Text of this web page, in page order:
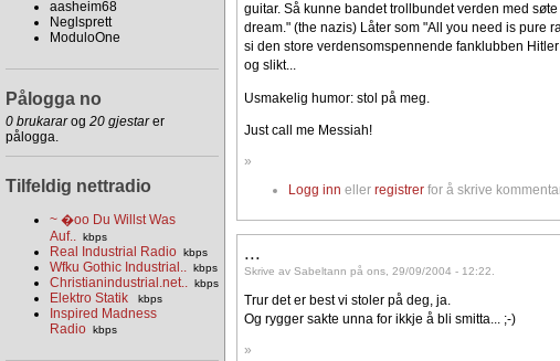
aasheim68
Neglsprett
ModuloOne
Pålogga no
0 brukararog 20 gjestarer
pålogga.
Tilfeldig nettradio
~ �oo Du Willst Was
Auf.. kbps
Real Industrial Radio kbps
Wfku Gothic Industrial.. kbps
Christianindustrial.net.. kbps
Elektro Statik kbps
Inspired Madness
Radio kbps
guitar. Så kunne bandet trollbundet verden med
dream." (the nazis) Låter som "All you need is pure
si den store verdensomspennende fanklubben
og slikt...
Usmakelig humor: stol på meg.
Just call me Messiah!
»
Logg inn ellerregistrer for å skrive
...
Skrive av Sabeltann på ons, 29/09/2004 - 12:22.
Trur det er best vi stoler på deg, ja.
Og rygger sakte unna for ikkje å bli smitta... ;-)
»